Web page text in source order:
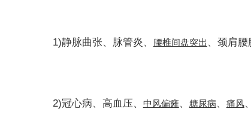
1)静脉曲张、脉管炎、 腰椎间盘突出 、颈肩腰
2)冠心病、高血压、 中风偏瘫、 糖尿病、 痛风、